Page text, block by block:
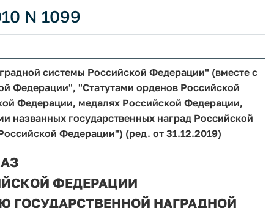
N 1099
системы Российской Федерации" (вместе с
Федерации", "Статутами орденов Российской
Федерации, медалях Российской Федерации,
названных государственных наград Российской
Федерации") (ред. от 31.12.2019)
ФЕДЕРАЦИИ
ГОСУДАРСТВЕННОЙ НАГРАДНОЙ